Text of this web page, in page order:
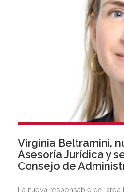
Virginia Beltramini,
Asesoría Jurídica y
Consejo de
La nueva responsable del área